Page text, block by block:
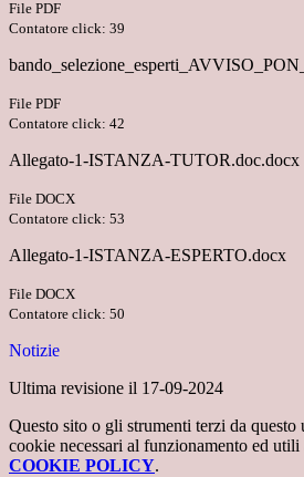
File PDF
Contatore click: 39
File PDF
Contatore click: 42
Allegato-1-ISTANZA-TUTOR.doc.docx
File DOCX
Contatore click: 53
Allegato-1-ISTANZA-ESPERTO.docx
File DOCX
Contatore click: 50
Notizie
Ultima revisione il 17-09-2024
Questo sito o gli strumenti terzi da
cookie necessari al funzionamento ed
COOKIE POLICY.